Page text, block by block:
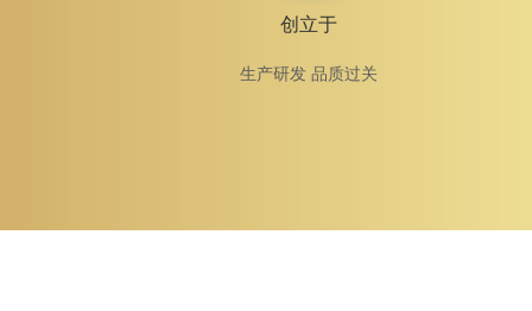
创立于
生产研发 品质过关